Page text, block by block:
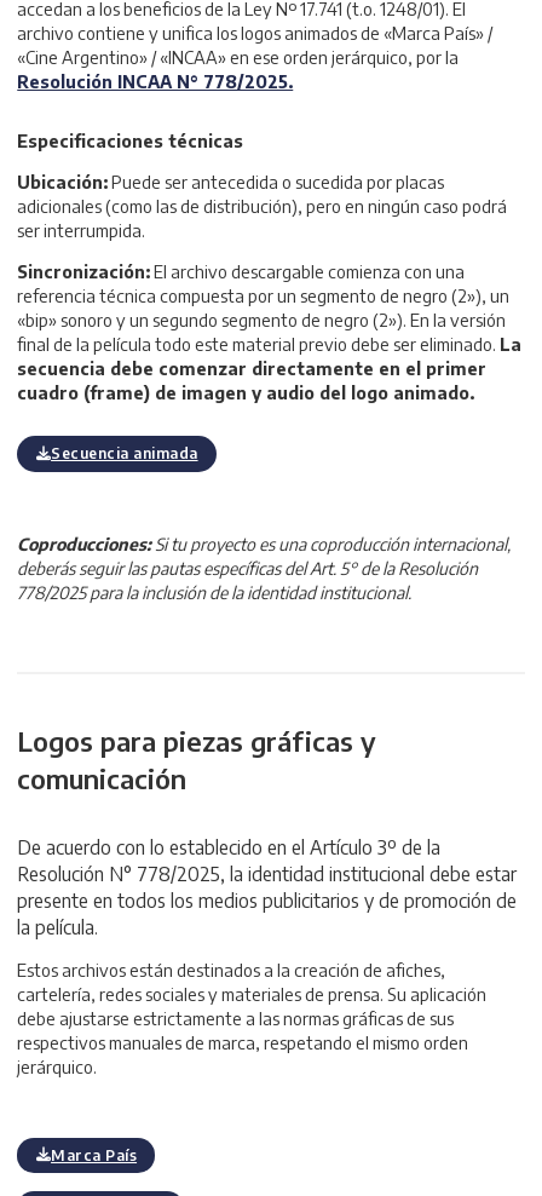
accedan a los beneficios de la Ley Nº 17.741 (t.o. 1248/01). El
archivo contiene y unifica los logos animados de «Marca País» /
«Cine Argentino» / «INCAA» en ese orden jerárquico, por la
Resolución INCAA N° 778/2025.
Especificaciones técnicas
Ubicación:Puede ser antecedida o sucedida por placas
adicionales (como las de distribución), pero en ningún caso podrá
ser interrumpida.
Sincronización:El archivo descargable comienza con una
referencia técnica compuesta por un segmento de negro (2»), un
«bip» sonoro y un segundo segmento de negro (2»). En la versión
final de la película todo este material previo debe ser eliminado. La
secuencia debe comenzar directamente en el primer
cuadro (frame) de imagen y audio del logo animado.
Secuencia animada
Coproducciones:Si tu proyecto es una coproducción internacional,
deberás seguir las pautas específicas del Art. 5° de la Resolución
778/2025 para la inclusión de la identidad institucional.
Logos para piezas gráficas y
comunicación
De acuerdo con lo establecido en el Artículo 3º de la
Resolución N° 778/2025, la identidad institucional debe estar
presente en todos los medios publicitarios y de promoción de
la película.
Estos archivos están destinados a la creación de afiches,
cartelería, redes sociales y materiales de prensa. Su aplicación
debe ajustarse estrictamente a las normas gráficas de sus
respectivos manuales de marca, respetando el mismo orden
jerárquico.
Marca País